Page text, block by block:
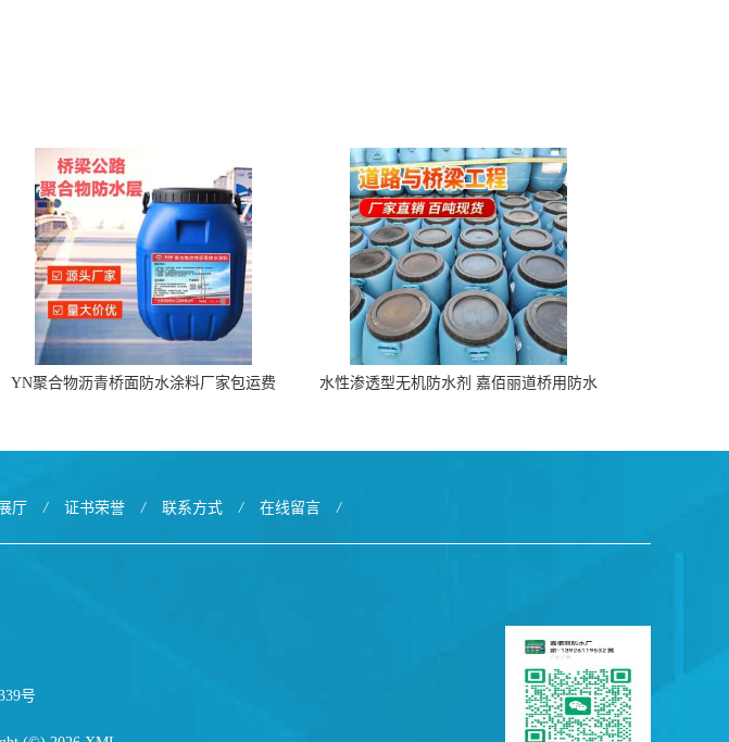
YN聚合物沥青桥面防水涂料厂家包运费
水性渗透型无机防水剂 嘉佰丽道桥用防水
厅 / 证书荣誉 / 联系方式 / 在线留言 /
号